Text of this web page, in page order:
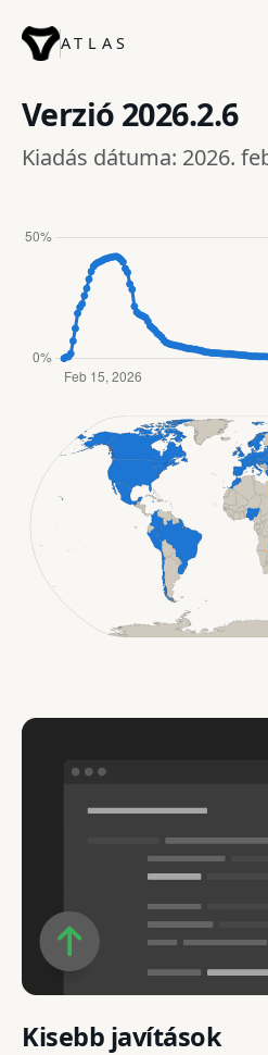
ATLAS
Verzió 2026.2.6
Kiadás dátuma: 2026.
Kisebb javítások